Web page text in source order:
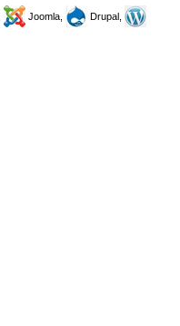
Joomla,
Drupal,